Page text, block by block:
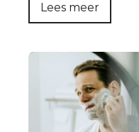
Lees meer